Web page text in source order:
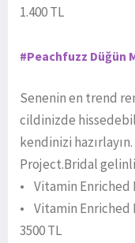
1.400 TL
#Peachfuzz Düğün
Senenin en trend
cildinizde
kendinizi hazırlayın.
Project.Bridal
• Vitamin Enriched
• Vitamin Enriched
3500 TL